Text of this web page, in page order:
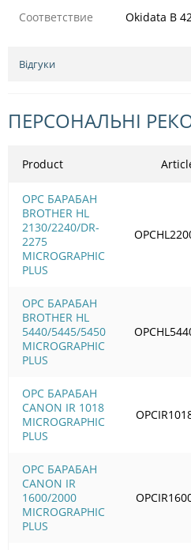
Соответствие
Okidata B
Відгуки
ПЕРСОНАЛЬНІ
Product
OPC БАРАБАН
BROTHER HL
2130/2240/DR-
2275
MICROGRAPHIC
PLUS
OPC БАРАБАН
BROTHER HL
5440/5445/5450
MICROGRAPHIC
PLUS
OPC БАРАБАН
CANON IR 1018
MICROGRAPHIC
PLUS
OPC БАРАБАН
CANON IR
1600/2000
MICROGRAPHIC
PLUS